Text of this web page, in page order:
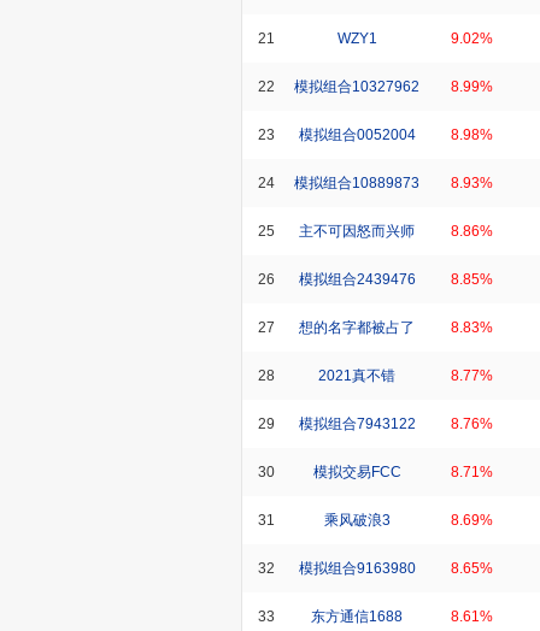
21 WZY1 9.02%
22 模拟组合10327962 8.99%
23 模拟组合0052004 8.98%
24 模拟组合10889873 8.93%
25 主不可因怒而兴师 8.86%
26 模拟组合2439476 8.85%
27 想的名字都被占了 8.83%
28 2021真不错 8.77%
29 模拟组合7943122 8.76%
30 模拟交易FCC 8.71%
31 乘风破浪3 8.69%
32 模拟组合9163980 8.65%
33 东方通信1688 8.61%